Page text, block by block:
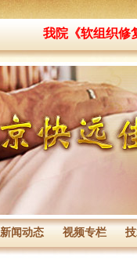
我院《软组织
新闻动态 视频专栏